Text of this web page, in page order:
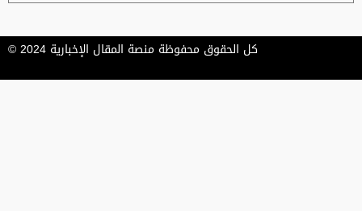
كل الحقوق محفوظة منصة المقال الإخبارية 2024 ©